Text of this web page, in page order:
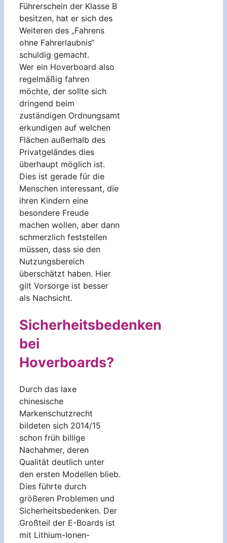
Führerschein der Klasse B
besitzen, hat er sich des
Weiteren des „Fahrens
ohne Fahrerlaubnis“
schuldig gemacht.
Wer ein Hoverboard also
regelmäßig fahren
möchte, der sollte sich
dringend beim
zuständigen Ordnungsamt
erkundigen auf welchen
Flächen außerhalb des
Privatgeländes dies
überhaupt möglich ist.
Dies ist gerade für die
Menschen interessant, die
ihren Kindern eine
besondere Freude
machen wollen, aber dann
schmerzlich feststellen
müssen, dass sie den
Nutzungsbereich
überschätzt haben. Hier
gilt Vorsorge ist besser
als Nachsicht.
Sicherheitsbedenken
bei
Hoverboards?
Durch das laxe
chinesische
Markenschutzrecht
bildeten sich 2014/15
schon früh billige
Nachahmer, deren
Qualität deutlich unter
den ersten Modellen blieb.
Dies führte durch
größeren Problemen und
Sicherheitsbedenken. Der
Großteil der E-Boards ist
mit Lithium-Ionen-